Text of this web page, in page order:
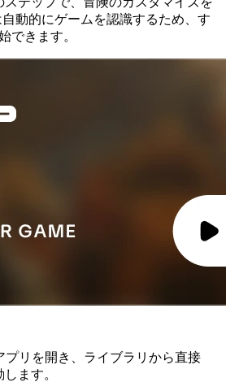
動的にゲームを認識するため、す
できます。
プリを開き、ライブラリから直接
ます。